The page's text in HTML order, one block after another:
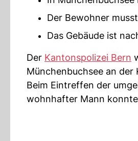
Der Bewohner
Das Gebäude ist
Der Kantonspolizei Bern
Münchenbuchsee an der
Beim Eintreffen der
wohnhafter Mann